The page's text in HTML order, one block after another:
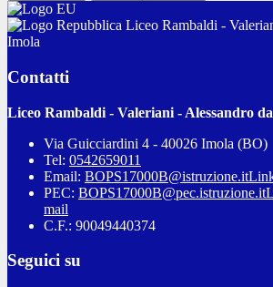
Liceo Rambaldi -
Imola
Contatti
Liceo Rambaldi - Valeriani - Alessandro
Via Guicciardini 4 - 40026 Imola (BO)
Tel: 0542659011
Email: BOPS17000B@istruzione.it
PEC: BOPS17000B@pec.istruzione.it
mail
C.F.: 90049440374
Seguici su